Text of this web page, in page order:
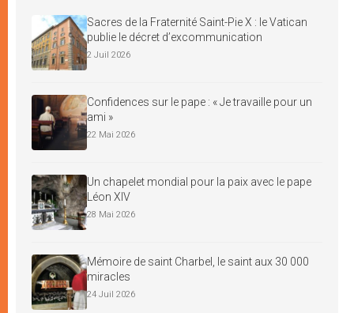
Sacres de la Fraternité Saint-Pie X : le Vatican
publie le décret d’excommunication
2 Juil 2026
Confidences sur le pape : « Je travaille pour un
ami »
22 Mai 2026
Un chapelet mondial pour la paix avec le pape
Léon XIV
28 Mai 2026
Mémoire de saint Charbel, le saint aux 30 000
miracles
24 Juil 2026